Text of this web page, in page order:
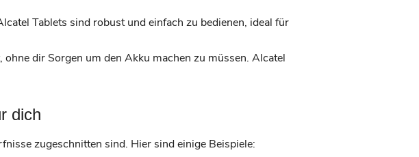
Tablets sind robust und einfach zu bedienen, ideal für
dir Sorgen um den Akku machen zu müssen. Alcatel
dich
zugeschnitten sind. Hier sind einige Beispiele: